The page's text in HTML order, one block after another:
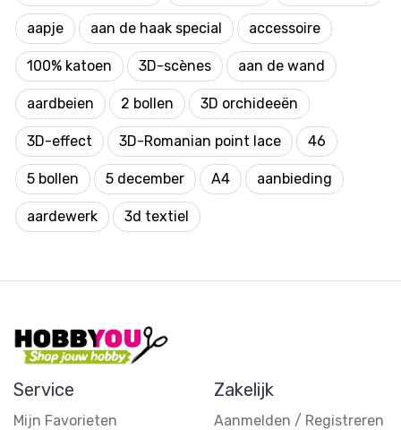
aapje aan de haak special accessoire
100% katoen 3D-scènes aan de wand
aardbeien 2 bollen 3D orchideeën
3D-effect 3D-Romanian point lace 46
5 bollen 5 december A4 aanbieding
aardewerk 3d textiel
Service
Mijn Favorieten
Zakelijk
Aanmelden / Registreren